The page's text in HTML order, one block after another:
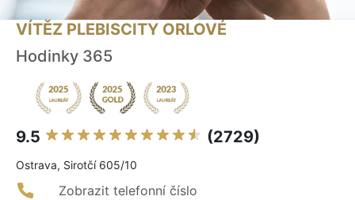
VÍTĚZ PLEBISCITY ORLOVÉ
Hodinky 365
9.5 (2729)
Ostrava, Sirotčí 605/10
Zobrazit telefonní číslo